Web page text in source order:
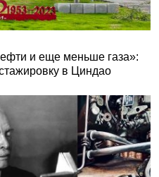
и еще меньше газа»:
в Циндао